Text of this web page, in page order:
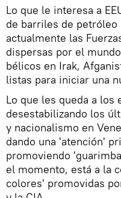
Lo que le interesa a
de barriles de
actualmente las
dispersas por el
bélicos en Irak,
listas para iniciar una
Lo que les queda a los
desestabilizando los
y nacionalismo en
dando una 'atención'
promoviendo
el momento, está a la
colores' promovidas